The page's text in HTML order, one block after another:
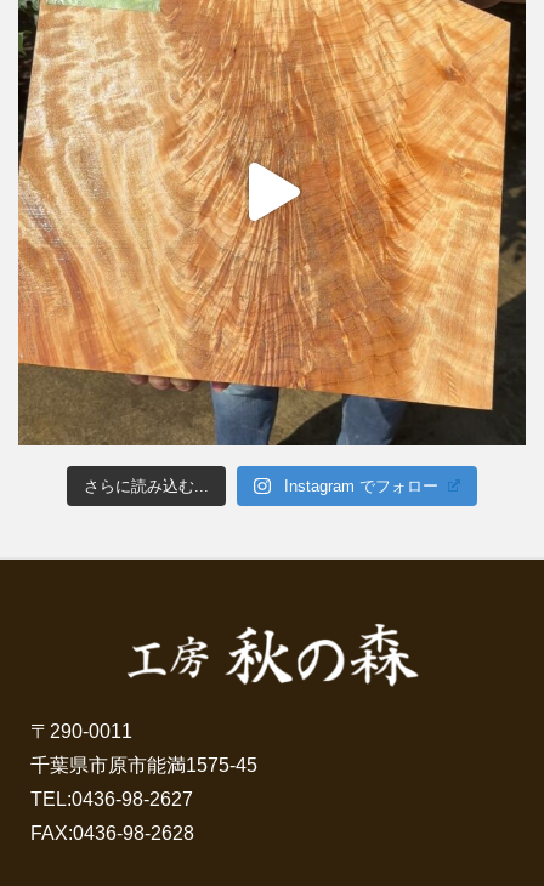
さらに読み込む... Instagram でフォロー
〒290-0011
千葉県市原市能満1575-45
TEL:0436-98-2627
FAX:0436-98-2628